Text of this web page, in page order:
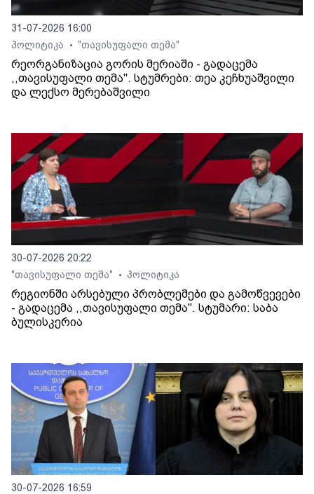
31-07-2026 16:00
პოლიტიკა
• "თავისუფალი თემა"
რეორგანიზაცია გორის მერიაში - გადაცემა
,,თავისუფალი თემა". სტუმრები: თეა კეჩხუაშვილი
და ლექსო მერებაშვილი
30-07-2026 20:22
"თავისუფალი თემა"
• პოლიტიკა
რეგიონში არსებული პრობლემები და გამოწვევები
- გადაცემა ,,თავისუფალი თემა". სტუმარი: საბა
ბულისკერია
30-07-2026 16:59